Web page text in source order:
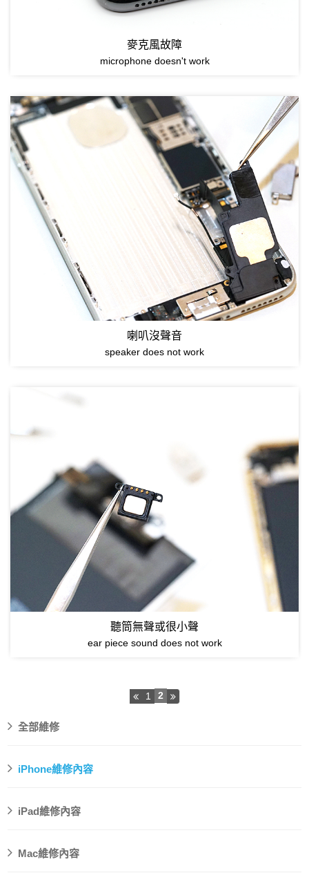
麥克風故障
microphone doesn't work
喇叭沒聲音
speaker does not work
聽筒無聲或很小聲
ear piece sound does not work
1 2
全部維修
iPhone維修內容
iPad維修內容
Mac維修內容